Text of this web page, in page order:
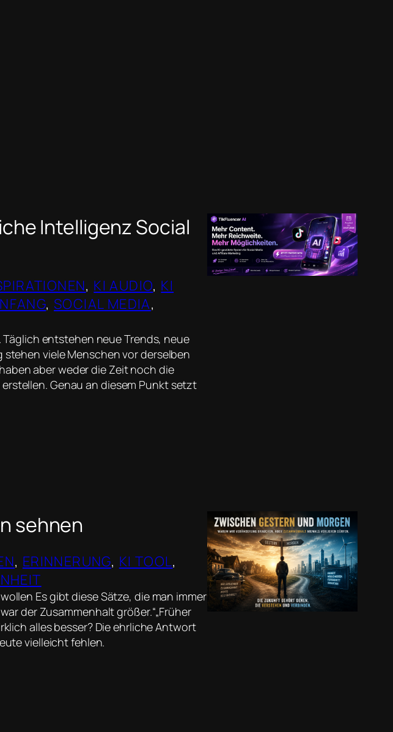
Intelligenz Social
, KI AUDIO, KI
, SOCIAL MEDIA
entstehen neue Trends, neue
viele Menschen vor derselben
aber weder die Zeit noch die
Genau an diesem Punkt setzt
sehnen
, ERINNERUNG, KI TOOL
Es gibt diese Sätze, die man immer
der Zusammenhalt größer.“„Früher
alles besser? Die ehrliche Antwort
vielleicht fehlen.